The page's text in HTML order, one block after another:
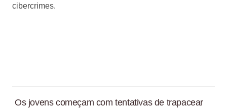
cibercrimes.
Os jovens começam com tentativas de trapacear